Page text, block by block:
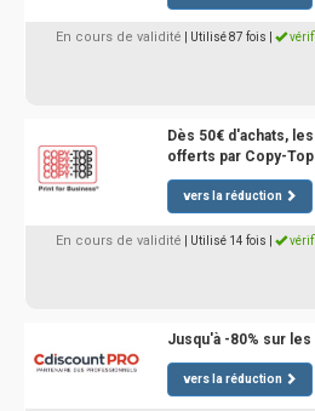
En cours de validité | Utilisé 87 fois
Dès 50€ d'achats,
offerts par Copy-Top
vers la réduction
En cours de validité | Utilisé 14 fois
Jusqu'à -80% sur
vers la réduction